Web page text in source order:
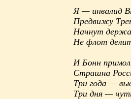
Я — инвалид
Предвижу
Начнут
Не флот
И Бонн
Страшна
Три года —
Три дня —